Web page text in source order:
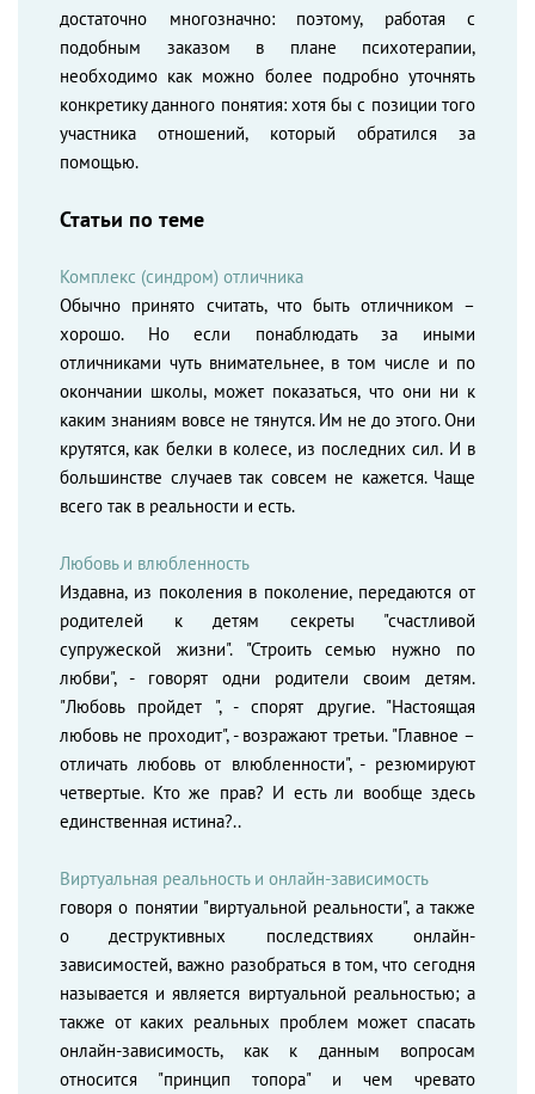
достаточно многозначно: поэтому, работая с
подобным заказом в плане психотерапии,
необходимо как можно более подробно уточнять
конкретику данного понятия: хотя бы с позиции того
участника отношений, который обратился за
помощью.
Статьи по теме
Комплекс (синдром) отличника
Обычно принято считать, что быть отличником –
хорошо. Но если понаблюдать за иными
отличниками чуть внимательнее, в том числе и по
окончании школы, может показаться, что они ни к
каким знаниям вовсе не тянутся. Им не до этого. Они
крутятся, как белки в колесе, из последних сил. И в
большинстве случаев так совсем не кажется. Чаще
всего так в реальности и есть.
Любовь и влюбленность
Издавна, из поколения в поколение, передаются от
родителей к детям секреты "счастливой
супружеской жизни". "Строить семью нужно по
любви", - говорят одни родители своим детям.
"Любовь пройдет ", - спорят другие. "Настоящая
любовь не проходит", - возражают третьи. "Главное –
отличать любовь от влюбленности", - резюмируют
четвертые. Кто же прав? И есть ли вообще здесь
единственная истина?..
Виртуальная реальность и онлайн-зависимость
говоря о понятии "виртуальной реальности", а также
о деструктивных последствиях онлайн-
зависимостей, важно разобраться в том, что сегодня
называется и является виртуальной реальностью; а
также от каких реальных проблем может спасать
онлайн-зависимость, как к данным вопросам
относится "принцип топора" и чем чревато